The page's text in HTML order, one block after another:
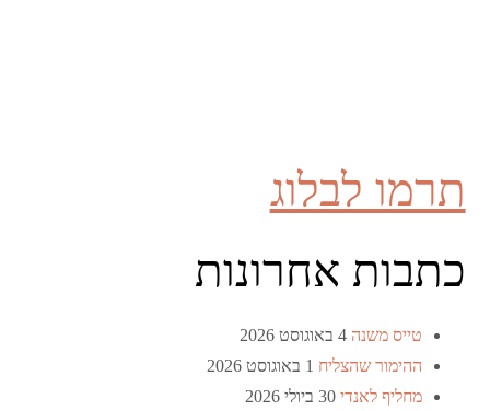
תרמו לבלוג
כתבות אחרונות
טייס משנה 4 באוגוסט 2026
ההימור שהצליח 1 באוגוסט 2026
מחליף לאנדי 30 ביולי 2026